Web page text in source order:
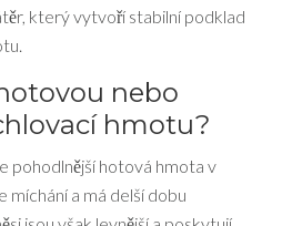
který vytvoří stabilní podklad
nebo
hmotu?
pohodlnější hotová hmota v
a má delší dobu